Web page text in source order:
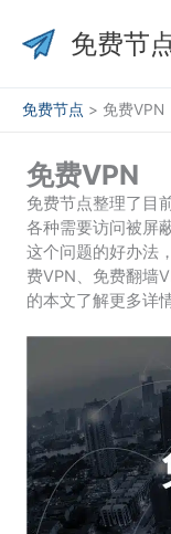
免费节
免费节点 > 免费VPN
免费VPN
免费节点整理了目
各种需要访问被屏
这个问题的好办法
费VPN、免费翻墙
的本文了解更多详情